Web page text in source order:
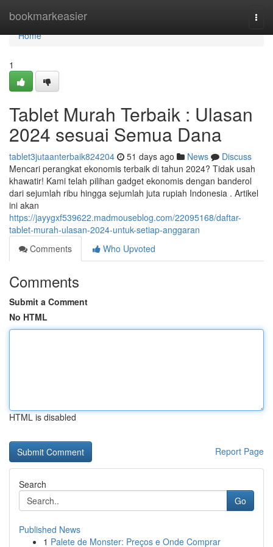
bookmarkeasier
Home
Home
1
Tablet Murah Terbaik : Ulasan
2024 sesuai Semua Dana
tablet3jutaanterbaik824204 51 days ago News
Discuss
Mencari perangkat ekonomis terbaik di tahun 2024? Tidak usah
khawatir! Kami telah pilihan gadget ekonomis dengan banderol
dari sejumlah ribu hingga sejumlah juta rupiah Indonesia . Artikel
ini akan
https://jayygxf539622.madmouseblog.com/22095168/daftar-
tablet-murah-ulasan-2024-untuk-setiap-anggaran
Comments
Who Upvoted
Comments
Submit a Comment
No HTML
HTML is disabled
Report Page
Search
Go
Published News
1 Palete de Monster: Preços e Onde Comprar